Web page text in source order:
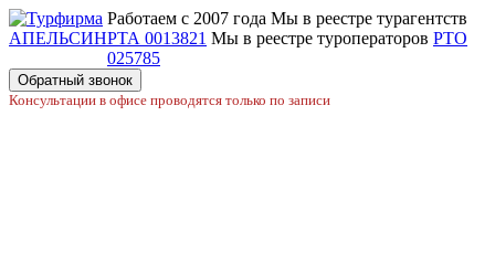
Работаем с 2007 года Мы в реестре турагентств
РТА 0013821 Мы в реестре туроператоров РТО
025785
Обратный звонок
Консультации в офисе проводятся только по записи